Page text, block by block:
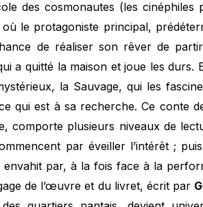
des cosmonautes (les
où le protagoniste principal,
de réaliser son rêver de partir
a quitté la maison et joue les durs.
la Sauvage, qui les
qui est à sa recherche. Ce conte
comporte plusieurs niveaux de
par éveiller l’intérêt ;
envahit par, à la fois face à la
de l’œuvre et du livret, écrit par